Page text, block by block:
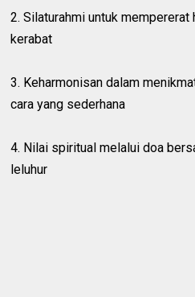
2. Silaturahmi untuk mempererat
kerabat
3. Keharmonisan dalam
cara yang sederhana
4. Nilai spiritual melalui doa
leluhur